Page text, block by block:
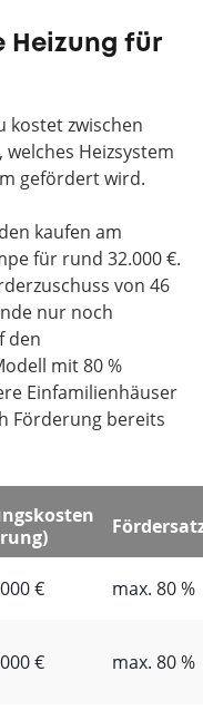
Heizung für
kostet zwischen
welches Heizsystem
gefördert wird.
kaufen am
für rund 32.000 €.
von 46
nur noch
den
mit 80 %
Einfamilienhäuser
Förderung bereits
€ max. 80 %
€ max. 80 %